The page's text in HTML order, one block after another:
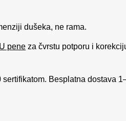
dušeka, ne rama.
pene za čvrstu potporu i
Besplatna dostava